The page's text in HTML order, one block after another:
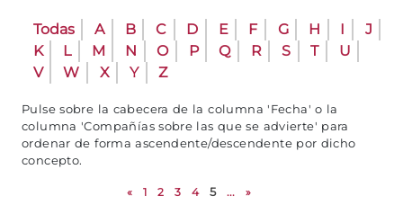
Todas A B C D E F G H I
J
K
L M N O P Q R S T
U
V
W X Y Z
Pulse sobre la cabecera de la columna 'Fecha' o la
columna 'Compañías sobre las que se advierte' para
ordenar de forma ascendente/descendente por dicho
concepto.
« 1 2 3 4 5 ... »